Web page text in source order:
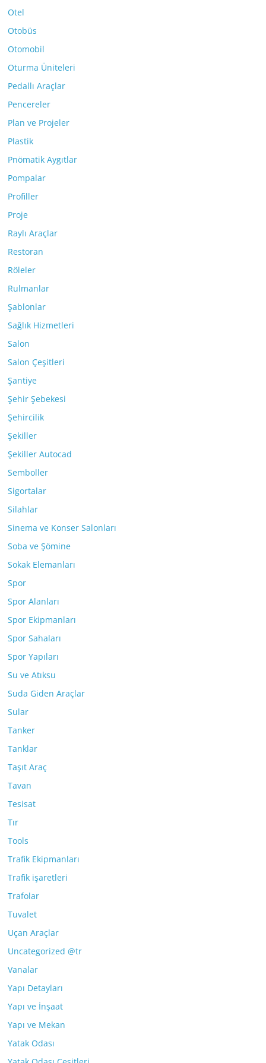
Otel
Otobüs
Otomobil
Oturma Üniteleri
Pedallı Araçlar
Pencereler
Plan ve Projeler
Plastik
Pnömatik Aygıtlar
Pompalar
Profiller
Proje
Raylı Araçlar
Restoran
Röleler
Rulmanlar
Şablonlar
Sağlık Hizmetleri
Salon
Salon Çeşitleri
Şantiye
Şehir Şebekesi
Şehircilik
Şekiller
Şekiller Autocad
Semboller
Sigortalar
Silahlar
Sinema ve Konser Salonları
Soba ve Şömine
Sokak Elemanları
Spor
Spor Alanları
Spor Ekipmanları
Spor Sahaları
Spor Yapıları
Su ve Atıksu
Suda Giden Araçlar
Sular
Tanker
Tanklar
Taşıt Araç
Tavan
Tesisat
Tır
Tools
Trafik Ekipmanları
Trafik işaretleri
Trafolar
Tuvalet
Uçan Araçlar
Uncategorized @tr
Vanalar
Yapı Detayları
Yapı ve İnşaat
Yapı ve Mekan
Yatak Odası